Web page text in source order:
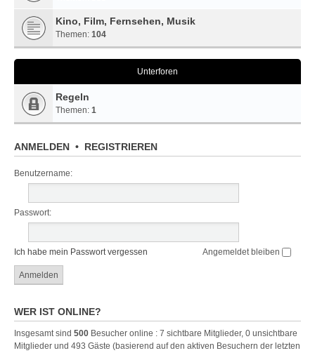
Kino, Film, Fernsehen, Musik
Themen: 104
Unterforen
Regeln
Themen: 1
ANMELDEN • REGISTRIEREN
Benutzername:
Passwort:
Ich habe mein Passwort vergessen Angemeldet bleiben
WER IST ONLINE?
Insgesamt sind 500 Besucher online : 7 sichtbare Mitglieder, 0 unsichtbare
Mitglieder und 493 Gäste (basierend auf den aktiven Besuchern der letzten